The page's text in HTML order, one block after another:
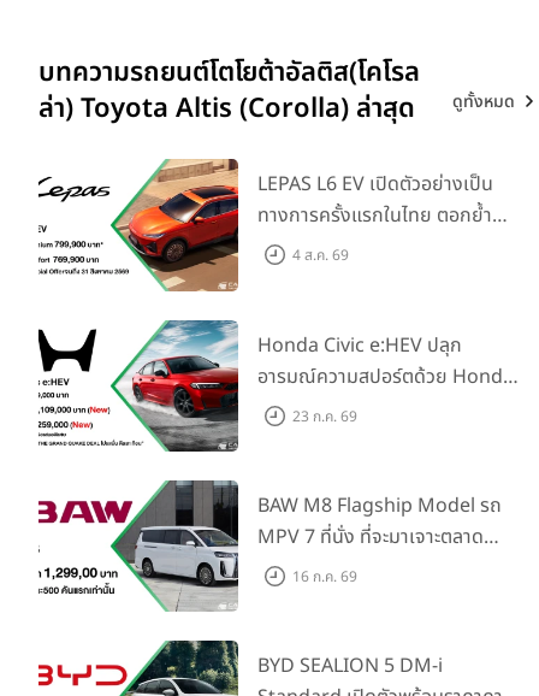
บทความรถยนต์โตโยต้าอัลติส(โคโรล
ล่า) Toyota Altis (Corolla) ล่าสุด
ดูทั้งหมด
LEPAS L6 EV เปิดตัวอย่างเป็น
ทางการครั้งแรกในไทย ตอกย้ำ
วิสัยทัศน์ “Drive Your
4 ส.ค. 69
Honda Civic e:HEV ปลุก
อารมณ์ความสปอร์ตด้วย Honda
S+ Shift ครั้งแรกในไทย! พร้อม
เพียงจองภายใน 31 ก.ค. 2569
รับบัตรน้ำมันมูลค่า 10,000 บาท
23 ก.ค. 69
BAW M8 Flagship Model รถ
MPV 7 ที่นั่ง ที่จะมาเจาะตลาด
ครอบครัวและองค์กรยุคใหม่ เปิด
16 ก.ค. 69
BYD SEALION 5 DM-i